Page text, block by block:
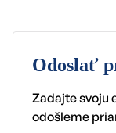
Odoslať
Zadajte svoju
odošleme